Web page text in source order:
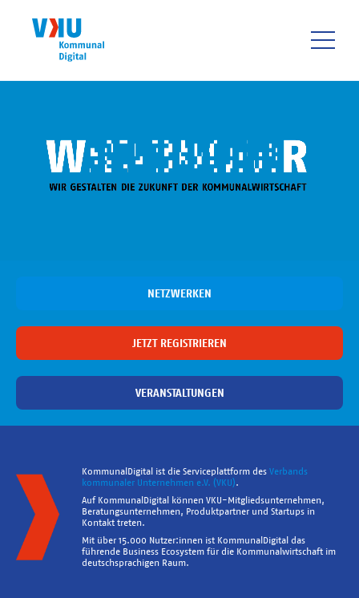
NETZWERKEN
JETZT REGISTRIEREN
VERANSTALTUNGEN
KommunalDigital ist die Serviceplattform des Verbands
kommunaler Unternehmen e.V. (VKU).
Auf KommunalDigital können VKU-Mitgliedsunternehmen,
Beratungsunternehmen, Produktpartner und Startups in
Kontakt treten.
Mit über 15.000 Nutzer:innen ist KommunalDigital das
führende Business Ecosystem für die Kommunalwirtschaft im
deutschsprachigen Raum.